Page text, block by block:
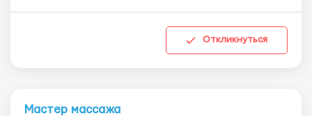
Откликнуться
Мастер массажа